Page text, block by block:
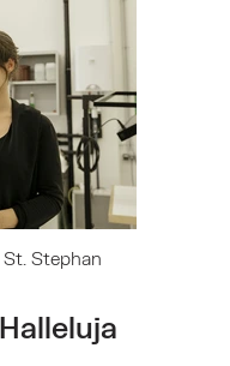
Stephan